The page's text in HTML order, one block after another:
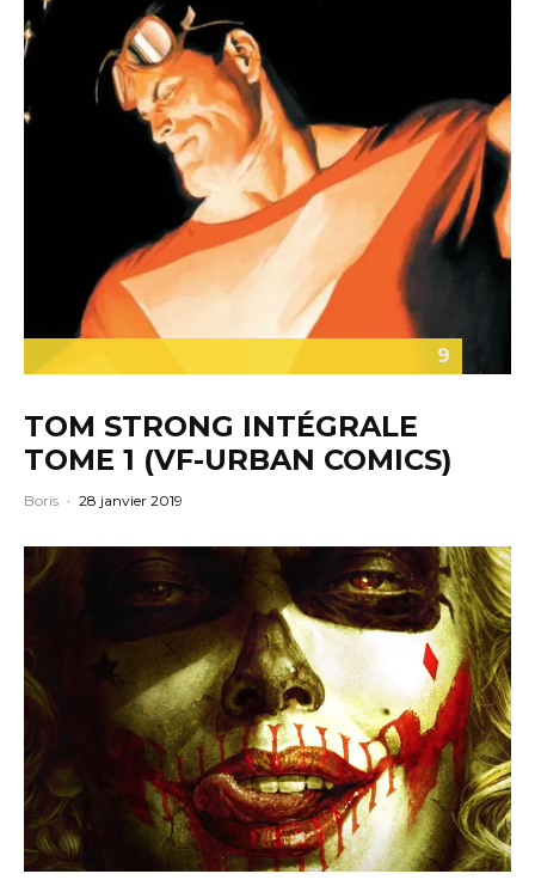
9
TOM STRONG INTÉGRALE
TOME 1 (VF-URBAN COMICS)
Boris · 28 janvier 2019